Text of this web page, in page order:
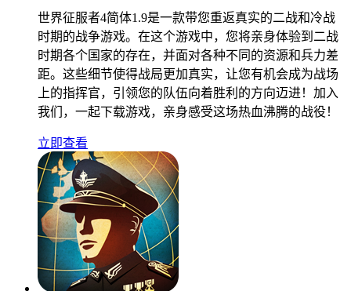
世界征服者4简体1.9是一款带您重返真实的二战和冷战
时期的战争游戏。在这个游戏中，您将亲身体验到二战
时期各个国家的存在，并面对各种不同的资源和兵力差
距。这些细节使得战局更加真实，让您有机会成为战场
上的指挥官，引领您的队伍向着胜利的方向迈进！加入
我们，一起下载游戏，亲身感受这场热血沸腾的战役！
立即查看